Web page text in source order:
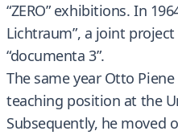
“ZERO” exhibitions. In
Lichtraum”, a joint
“documenta 3”.
The same year Otto
teaching position at the
Subsequently, he moved